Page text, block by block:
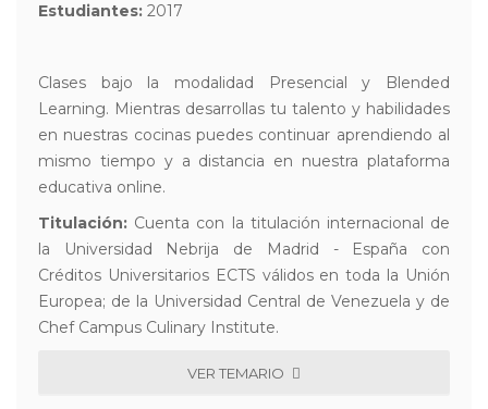
Estudiantes: 2017
Clases bajo la modalidad Presencial y Blended
Learning. Mientras desarrollas tu talento y habilidades
en nuestras cocinas puedes continuar aprendiendo al
mismo tiempo y a distancia en nuestra plataforma
educativa online.
Titulación: Cuenta con la titulación internacional de
la Universidad Nebrija de Madrid - España con
Créditos Universitarios ECTS válidos en toda la Unión
Europea; de la Universidad Central de Venezuela y de
Chef Campus Culinary Institute.
VER TEMARIO